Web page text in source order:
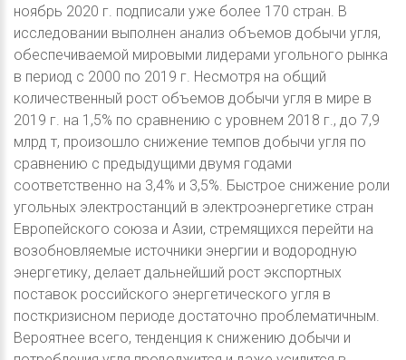
ноябрь 2020 г. подписали уже более 170 стран. В
исследовании выполнен анализ объемов добычи угля,
обеспечиваемой мировыми лидерами угольного рынка
в период с 2000 по 2019 г. Несмотря на общий
количественный рост объемов добычи угля в мире в
2019 г. на 1,5% по сравнению с уровнем 2018 г., до 7,9
млрд т, произошло снижение темпов добычи угля по
сравнению с предыдущими двумя годами
соответственно на 3,4% и 3,5%. Быстрое снижение роли
угольных электростанций в электроэнергетике стран
Европейского союза и Азии, стремящихся перейти на
возобновляемые источники энергии и водородную
энергетику, делает дальнейший рост экспортных
поставок российского энергетического угля в
посткризисном периоде достаточно проблематичным.
Вероятнее всего, тенденция к снижению добычи и